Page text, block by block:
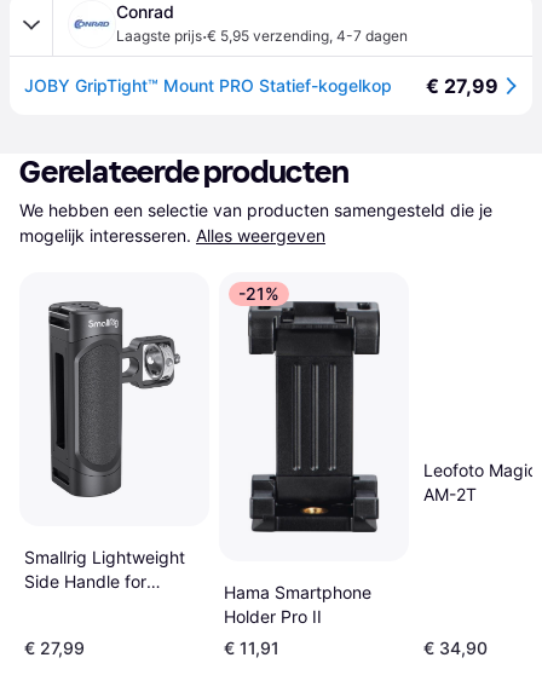
Conrad
Laagste prijs·€ 5,95 verzending, 4-7 dagen
JOBY GripTight™ Mount PRO Statief-kogelkop € 27,99
Gerelateerde producten
We hebben een selectie van producten samengesteld die je
mogelijk interesseren. Alles weergeven
Smallrig Lightweight
Side Handle for
€ 27,99
-21%
Hama Smartphone
Holder Pro II
€ 11,91
Leofoto Magic
AM-2T
€ 34,90